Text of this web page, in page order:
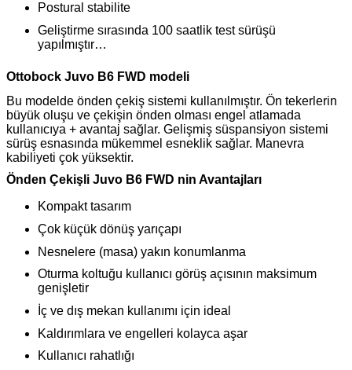
Postural stabilite
Geliştirme sırasında 100 saatlik test sürüşü
yapılmıştır…
Ottobock Juvo B6 FWD modeli
Bu modelde önden çekiş sistemi kullanılmıştır. Ön tekerlerin
büyük oluşu ve çekişin önden olması engel atlamada
kullanıcıya + avantaj sağlar. Gelişmiş süspansiyon sistemi
sürüş esnasında mükemmel esneklik sağlar. Manevra
kabiliyeti çok yüksektir.
Önden Çekişli Juvo B6 FWD nin Avantajları
Kompakt tasarım
Çok küçük dönüş yarıçapı
Nesnelere (masa) yakın konumlanma
Oturma koltuğu kullanıcı görüş açısının maksimum
genişletir
İç ve dış mekan kullanımı için ideal
Kaldırımlara ve engelleri kolayca aşar
Kullanıcı rahatlığı